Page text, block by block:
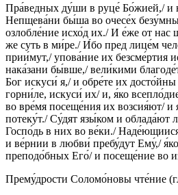
Пра́ведных ду́ши в руце́ Бо́жией,/ и
Непщева́ни бы́ша во очесе́х
озлобле́ние исхо́д их./ И е́же от нас
же суть в ми́ре./ И́бо пред лице́м
прии́мут,/ упова́ние их безсме́ртия
нака́зани бы́вше,/ вели́кими
Бог искуси́ я,/ и обре́те их
горни́ле, искуси́ их/ и, я́ко
во вре́мя посеще́ния их возсия́ют/ и
потеку́т./ Су́дят язы́ком и облада́ют
Госпо́дь в них во ве́ки./
и ве́рнии в любви́ пребу́дут Ему́,/
преподо́бных Его́/ и посеще́ние во
Прему́дрости Соломо́новы чте́ние